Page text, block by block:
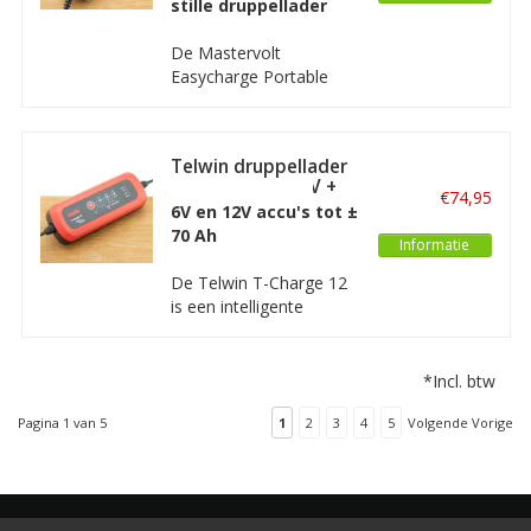
stille druppellader
De Mastervolt
Easycharge Portable
het laden en
druppelladen van 6V en
12V accu's van 14Ah tot
Telwin druppellader
T-Charge 12 | 6V +
12V
6V en 12V accu's tot ±
70 Ah
De Telwin T-Charge 12
is een intelligente
onderbreking en herstart
motor, auto,
bestelwagen, tractor,
€74,95
Informatie
*Incl. btw
Pagina 1 van 5 1 2 3 4 5 Volgende Vorige